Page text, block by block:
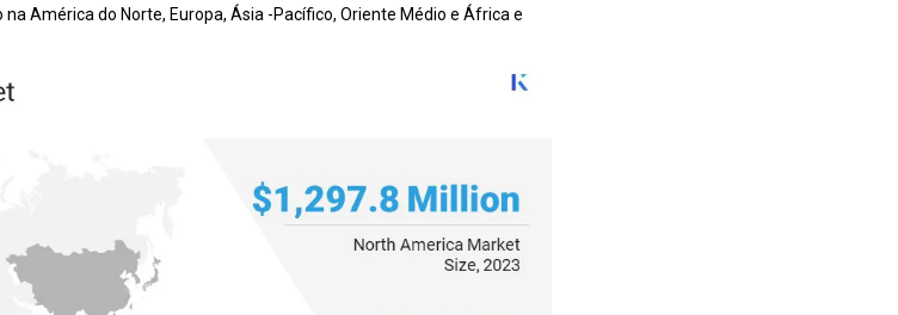
América do Norte, Europa, Ásia -Pacífico, Oriente Médio e África e